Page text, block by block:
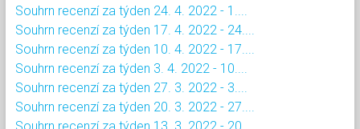
Souhrn recenzí za týden 24. 4. 2022 - 1....
Souhrn recenzí za týden 17. 4. 2022 - 24....
Souhrn recenzí za týden 10. 4. 2022 - 17....
Souhrn recenzí za týden 3. 4. 2022 - 10....
Souhrn recenzí za týden 27. 3. 2022 - 3....
Souhrn recenzí za týden 20. 3. 2022 - 27....
Souhrn recenzí za týden 13. 3. 2022 - 20....